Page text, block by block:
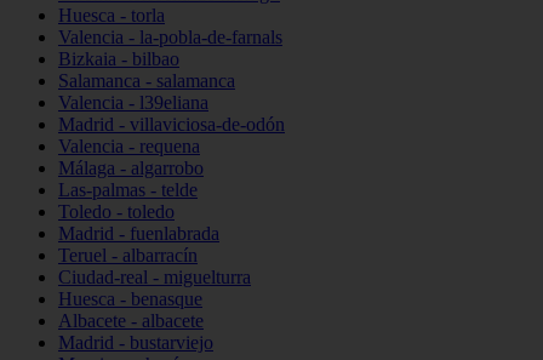
Huesca - torla
Valencia - la-pobla-de-farnals
Bizkaia - bilbao
Salamanca - salamanca
Valencia - l39eliana
Madrid - villaviciosa-de-odón
Valencia - requena
Málaga - algarrobo
Las-palmas - telde
Toledo - toledo
Madrid - fuenlabrada
Teruel - albarracín
Ciudad-real - miguelturra
Huesca - benasque
Albacete - albacete
Madrid - bustarviejo